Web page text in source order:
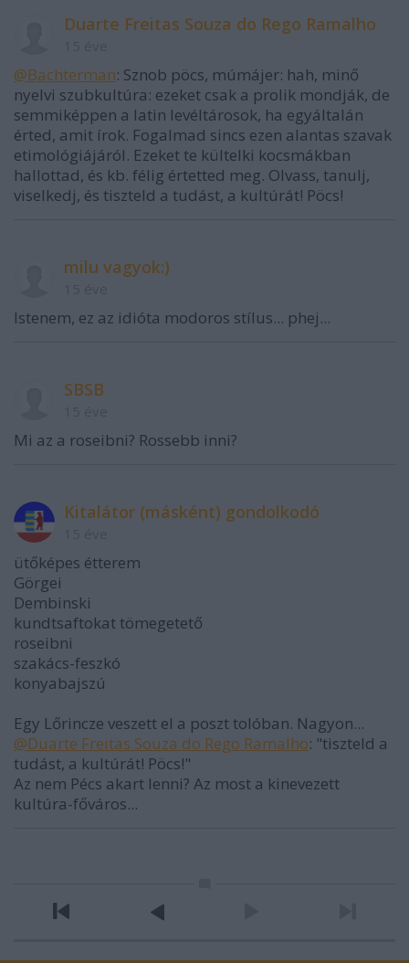
Duarte Freitas Souza do Rego Ramalho
@Bachterman: Sznob pöcs, múmájer: hah, minő
nyelvi szubkultúra: ezeket csak a prolik mondják, de
semmiképpen a latin levéltárosok, ha egyáltalán
érted, amit írok. Fogalmad sincs ezen alantas szavak
etimológiájáról. Ezeket te kültelki kocsmákban
hallottad, és kb. félig értetted meg. Olvass, tanulj,
viselkedj, és tiszteld a tudást, a kultúrát! Pöcs!
milu vagyok:)
Istenem, ez az idióta modoros stílus... phej...
SBSB
Mi az a roseibni? Rossebb inni?
Kitalátor (másként) gondolkodó
ütőképes étterem
Görgei
Dembinski
kundtsaftokat tömegetető
roseibni
szakács-feszkó
konyabajszú
Egy Lőrincze veszett el a poszt tolóban. Nagyon...
@Duarte Freitas Souza do Rego Ramalho: "tiszteld a
tudást, a kultúrát! Pöcs!"
Az nem Pécs akart lenni? Az most a kinevezett
kultúra-főváros...